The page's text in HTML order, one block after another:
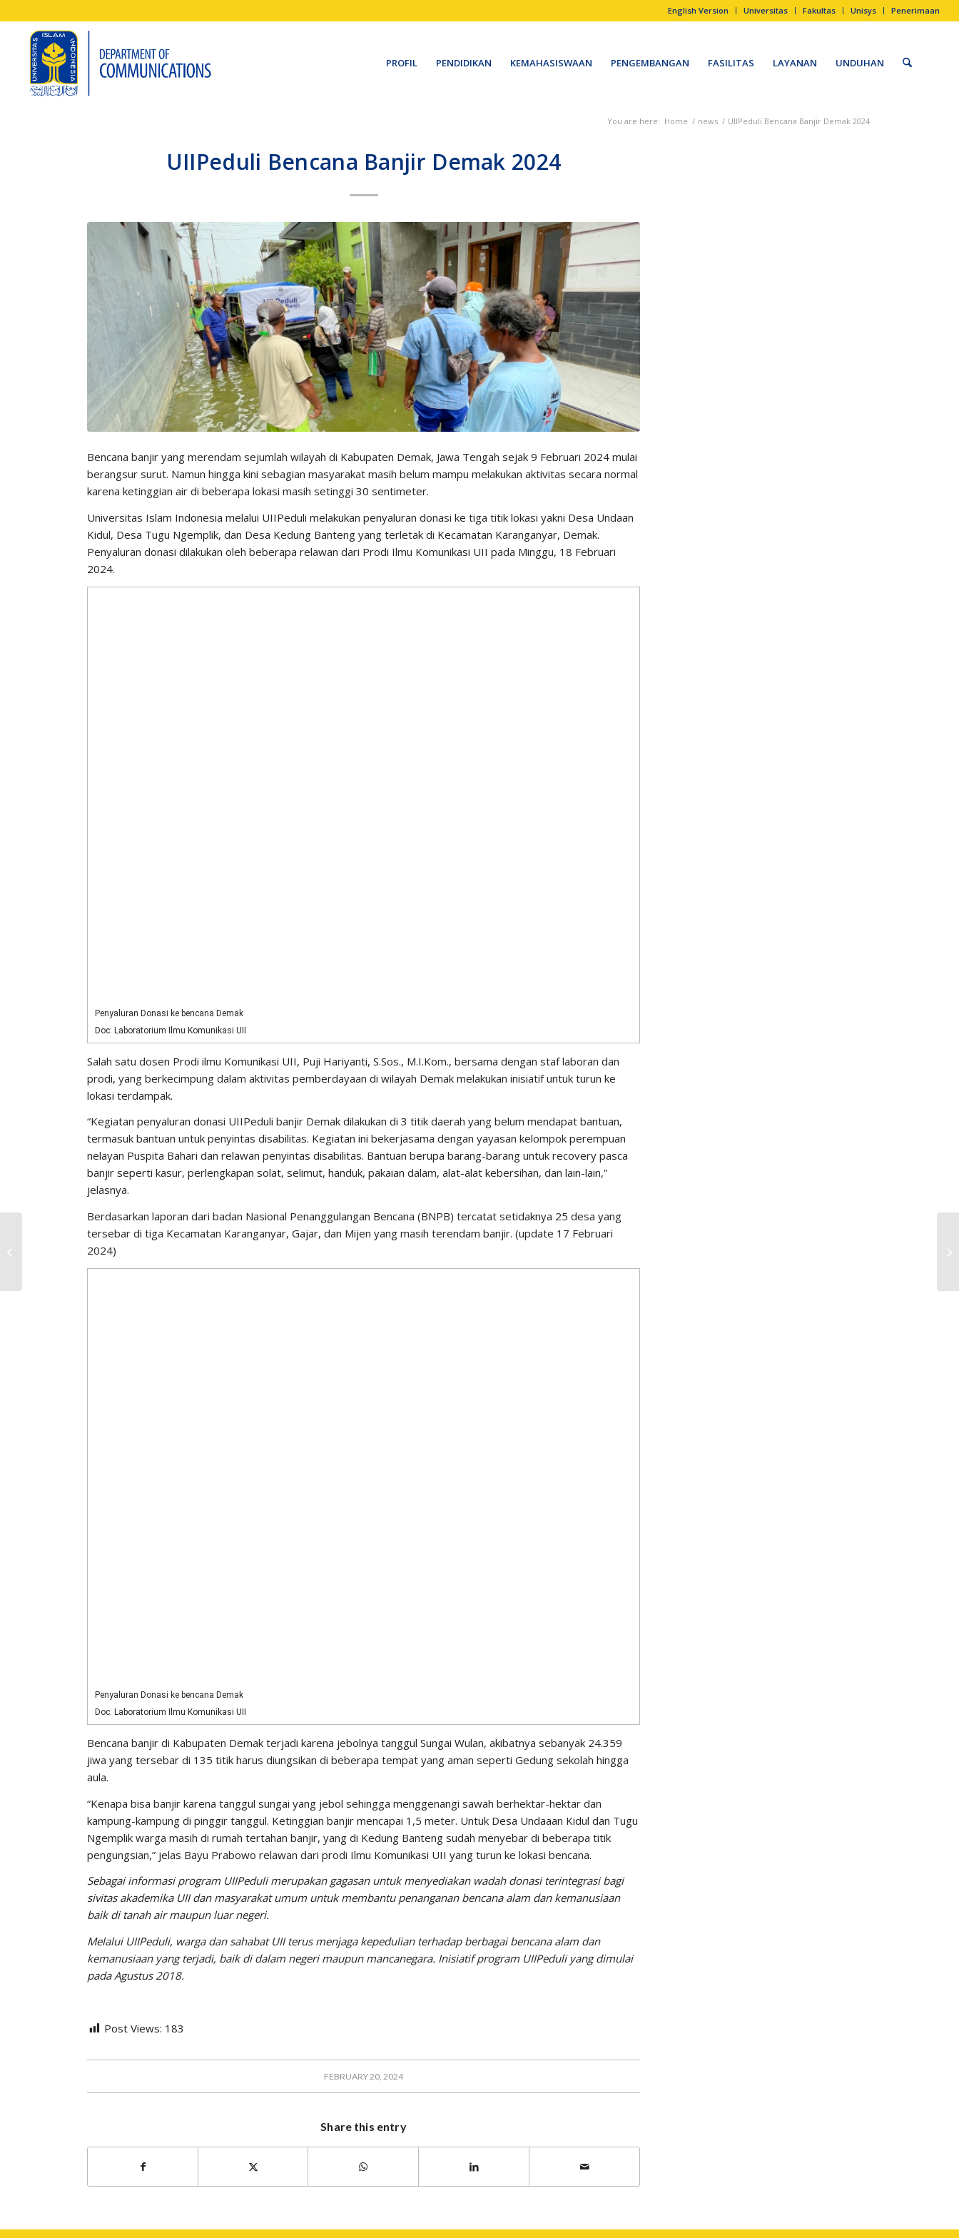
English Version Universitas Fakultas Unisys Penerimaan
PROFIL PENDIDIKAN KEMAHASISWAAN PENGEMBANGAN FASILITAS LAYANAN UNDUHAN
You are here: Home / news / UIIPeduli Bencana Banjir Demak 2024
UIIPeduli Bencana Banjir Demak 2024
Bencana banjir yang merendam sejumlah wilayah di Kabupaten Demak, Jawa Tengah sejak 9 Februari 2024 mulai
berangsur surut. Namun hingga kini sebagian masyarakat masih belum mampu melakukan aktivitas secara normal
karena ketinggian air di beberapa lokasi masih setinggi 30 sentimeter.
Universitas Islam Indonesia melalui UIIPeduli melakukan penyaluran donasi ke tiga titik lokasi yakni Desa Undaan
Kidul, Desa Tugu Ngemplik, dan Desa Kedung Banteng yang terletak di Kecamatan Karanganyar, Demak.
Penyaluran donasi dilakukan oleh beberapa relawan dari Prodi Ilmu Komunikasi UII pada Minggu, 18 Februari
2024.
Penyaluran Donasi ke bencana Demak
Doc: Laboratorium Ilmu Komunikasi UII
Salah satu dosen Prodi ilmu Komunikasi UII, Puji Hariyanti, S.Sos., M.I.Kom., bersama dengan staf laboran dan
prodi, yang berkecimpung dalam aktivitas pemberdayaan di wilayah Demak melakukan inisiatif untuk turun ke
lokasi terdampak.
“Kegiatan penyaluran donasi UIIPeduli banjir Demak dilakukan di 3 titik daerah yang belum mendapat bantuan,
termasuk bantuan untuk penyintas disabilitas. Kegiatan ini bekerjasama dengan yayasan kelompok perempuan
nelayan Puspita Bahari dan relawan penyintas disabilitas. Bantuan berupa barang-barang untuk recovery pasca
banjir seperti kasur, perlengkapan solat, selimut, handuk, pakaian dalam, alat-alat kebersihan, dan lain-lain,”
jelasnya.
Berdasarkan laporan dari badan Nasional Penanggulangan Bencana (BNPB) tercatat setidaknya 25 desa yang
tersebar di tiga Kecamatan Karanganyar, Gajar, dan Mijen yang masih terendam banjir. (update 17 Februari
2024)
Penyaluran Donasi ke bencana Demak
Doc: Laboratorium Ilmu Komunikasi UII
Bencana banjir di Kabupaten Demak terjadi karena jebolnya tanggul Sungai Wulan, akibatnya sebanyak 24.359
jiwa yang tersebar di 135 titik harus diungsikan di beberapa tempat yang aman seperti Gedung sekolah hingga
aula.
“Kenapa bisa banjir karena tanggul sungai yang jebol sehingga menggenangi sawah berhektar-hektar dan
kampung-kampung di pinggir tanggul. Ketinggian banjir mencapai 1,5 meter. Untuk Desa Undaaan Kidul dan Tugu
Ngemplik warga masih di rumah tertahan banjir, yang di Kedung Banteng sudah menyebar di beberapa titik
pengungsian,” jelas Bayu Prabowo relawan dari prodi Ilmu Komunikasi UII yang turun ke lokasi bencana.
Sebagai informasi program UIIPeduli merupakan gagasan untuk menyediakan wadah donasi terintegrasi bagi
sivitas akademika UII dan masyarakat umum untuk membantu penanganan bencana alam dan kemanusiaan
baik di tanah air maupun luar negeri.
Melalui UIIPeduli, warga dan sahabat UII terus menjaga kepedulian terhadap berbagai bencana alam dan
kemanusiaan yang terjadi, baik di dalam negeri maupun mancanegara. Inisiatif program UIIPeduli yang dimulai
pada Agustus 2018.
Post Views: 183
FEBRUARY 20, 2024
Share this entry
Pengumuman Dosen
Pembimbing Skripsi TA
Genap 2023-2024